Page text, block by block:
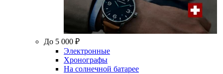
До 5 000 ₽
Электронные
Хронографы
На солнечной батарее